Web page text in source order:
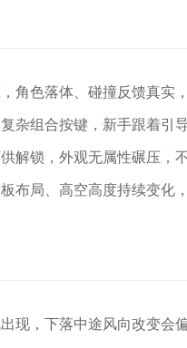
角色落体、碰撞反馈真实
杂组合按键，新手跟着引
解锁，外观无属性碾压，
布局、高空高度持续变化
现，下落中途风向改变会